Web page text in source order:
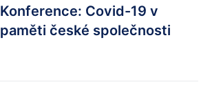
Konference: Covid-19 v
paměti české společnosti